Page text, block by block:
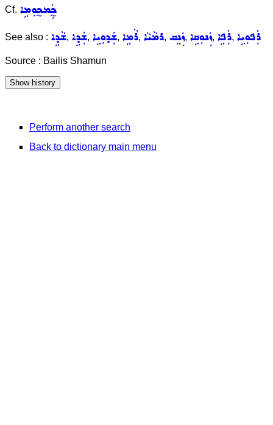
Cf. ܟ̰ܲܡܟ̰ܘܼܡܹܐ
See also : ܫܵܕܹܐ, ܫܲܕܹܐ, ܫܲܕܘܼܝܹܐ, ܪܵܡܹܐ, ܪܡܵܝܵܐ, ܙܲܢܸܩ, ܙܲܢܘܼܩܹܐ, ܪܲܦܹܐ, ܪܲܦܘܼܝܹܐ
Source : Bailis Shamun
Perform another search
Back to dictionary main menu